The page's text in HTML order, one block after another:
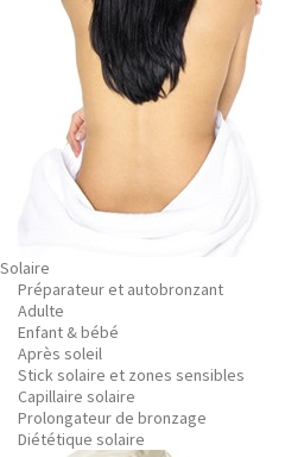
Solaire
Préparateur et autobronzant
Adulte
Enfant & bébé
Après soleil
Stick solaire et zones sensibles
Capillaire solaire
Prolongateur de bronzage
Diététique solaire